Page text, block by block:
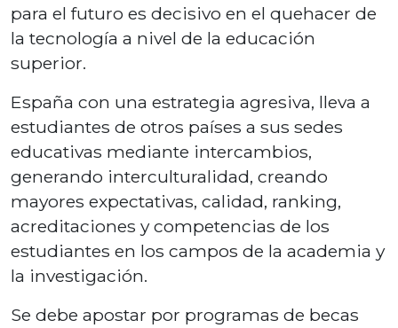
para el futuro es decisivo en el quehacer de
la tecnología a nivel de la educación
superior.
España con una estrategia agresiva, lleva a
estudiantes de otros países a sus sedes
educativas mediante intercambios,
generando interculturalidad, creando
mayores expectativas, calidad, ranking,
acreditaciones y competencias de los
estudiantes en los campos de la academia y
la investigación.
Se debe apostar por programas de becas